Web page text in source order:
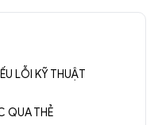
LỖI KỸ THUẬT
QUA THẺ